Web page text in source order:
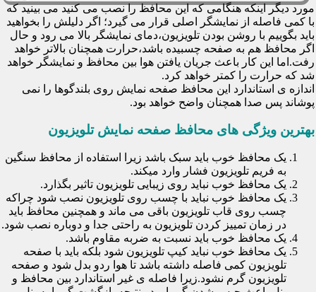
مورد دیگر اینکه هنگامی که این محافظ را نصب می کنید می بینید که
با کمی فاصله از نمایشگر اصلی قرار می گیرد؛ اگر دلیلش را بخواهید
باید بگوییم با روشن بودن تلویزیون،دمای نمایشگر بالا می رود و حال
اگر محافظ هم به صفحه چسبیده باشد،حرارت همچنان بالاتر خواهد
رفت.اما این کار باعث جریان یافتن هوا بین محافظ و نمایشگر خواهد
شد که حرارت را کمتر خواهد کرد.
اندازه ی استاندارد این محافظ صفحه نمایش روی بلندگوها را نمی
پوشاند پس صدا همچنان واضح خواهد بود.
بهترین ویژگی های محافظ صفحه نمایش تلویزیون
یک محافظ خوب باید سبک باشد زیرا استفاده از محافظ سنگین
به فریم تلویزیون فشار وارد میکند.
یک محافظ خوب نباید روی زیبایی تلویزیون تاثیر بگذارد.
یک محافظ خوب نباید با چسب روی تلویزیون نصب شود چراکه
چسب روی قاب تلویزیون باقی می ماند و همچنین محافظ باید
در زمان تمییز کردن تلویزیون به راحتی جدا و دوباره نصب شود.
یک محافظ خوب باید نسبت به ضربه مقاوم باشد.
یک محافظ خوب نباید کیپ تلویزیون شود بلکه باید با صفحه
تلویزیون کمی فاصله داشته باشد تا هوا ردو بدل شود و صفحه
تلویزیون گرم نشود.زیرا فاصله ی غیر استاندارد بین محافظ و